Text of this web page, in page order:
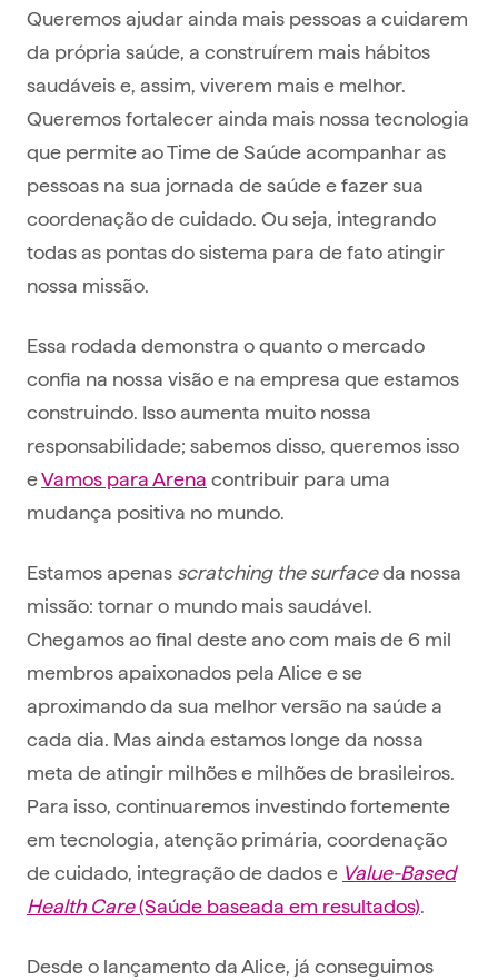
Queremos ajudar ainda mais pessoas a cuidarem
da própria saúde, a construírem mais hábitos
saudáveis e, assim, viverem mais e melhor.
Queremos fortalecer ainda mais nossa tecnologia
que permite ao Time de Saúde acompanhar as
pessoas na sua jornada de saúde e fazer sua
coordenação de cuidado. Ou seja, integrando
todas as pontas do sistema para de fato atingir
nossa missão.
Essa rodada demonstra o quanto o mercado
confia na nossa visão e na empresa que estamos
construindo. Isso aumenta muito nossa
responsabilidade; sabemos disso, queremos isso
eVamos para Arena contribuir para uma
mudança positiva no mundo.
Estamos apenas scratching the surfaceda nossa
missão: tornar o mundo mais saudável.
Chegamos ao final deste ano com mais de 6 mil
membros apaixonados pela Alice e se
aproximando da sua melhor versão na saúde a
cada dia. Mas ainda estamos longe da nossa
meta de atingir milhões e milhões de brasileiros.
Para isso, continuaremos investindo fortemente
em tecnologia, atenção primária, coordenação
de cuidado, integração de dados e Value-Based
Health Care(Saúde baseada em resultados).
Desde o lançamento da Alice, já conseguimos